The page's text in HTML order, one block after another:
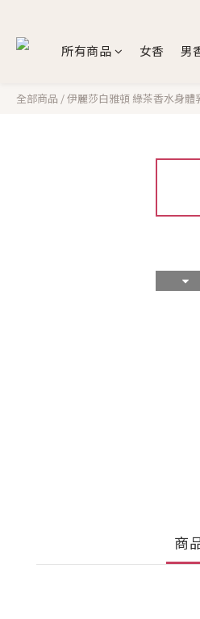
所有商品 女香 男
全部商品 /伊麗莎白雅頓 綠茶香水身體
商